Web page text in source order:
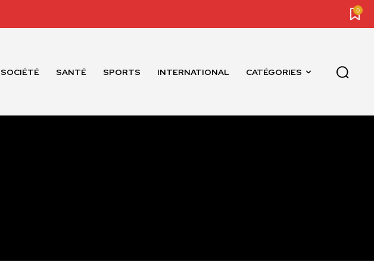
0
SOCIÉTÉ SANTÉ SPORTS INTERNATIONAL CATÉGORIES